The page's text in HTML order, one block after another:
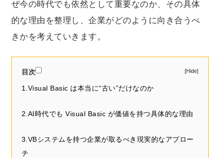
ぜ今の時代でも依然として重要なのか、その具体
的な理由を整理し、企業がどのように向き合うべ
きかを考えていきます。
目次
1.Visual Basic は本当に“古い”だけなのか
2.AI時代でも Visual Basic が価値を持つ具体的な理由
3.VBシステムを持つ企業が取るべき現実的なアプロー
チ